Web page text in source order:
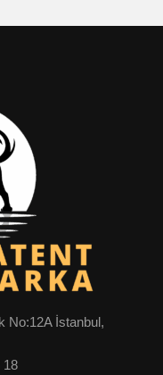
No:12A İstanbul,
18